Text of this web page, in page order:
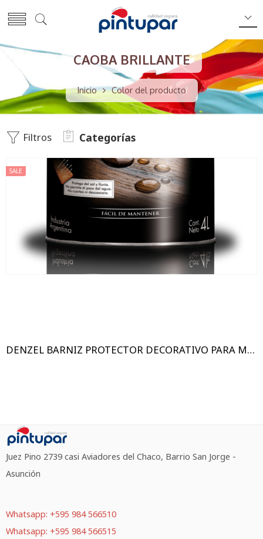
CAOBA BRILLANTE
Inicio Color del producto
Filtros Categorías
SALE
DENZEL BARNIZ PROTECTOR DECORATIVO PARA MADERA SATINADO/BRILLANTE
Juez Pino 2739 casi Aviadores del Chaco, Barrio San Jorge -
Asunción
Whatsapp: +595 984 566510
Whatsapp: +595 984 566515